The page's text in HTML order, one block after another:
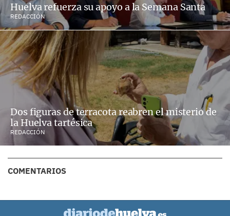
Huelva refuerza su apoyo a la Semana Santa
REDACCIÓN
Dos figuras de terracota reabren el misterio de
la Huelva tartésica
REDACCIÓN
COMENTARIOS